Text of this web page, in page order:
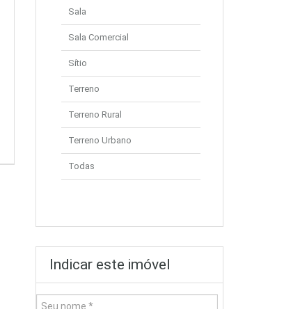
Sala
Sala Comercial
Sítio
Terreno
Terreno Rural
Terreno Urbano
Todas
Indicar este imóvel